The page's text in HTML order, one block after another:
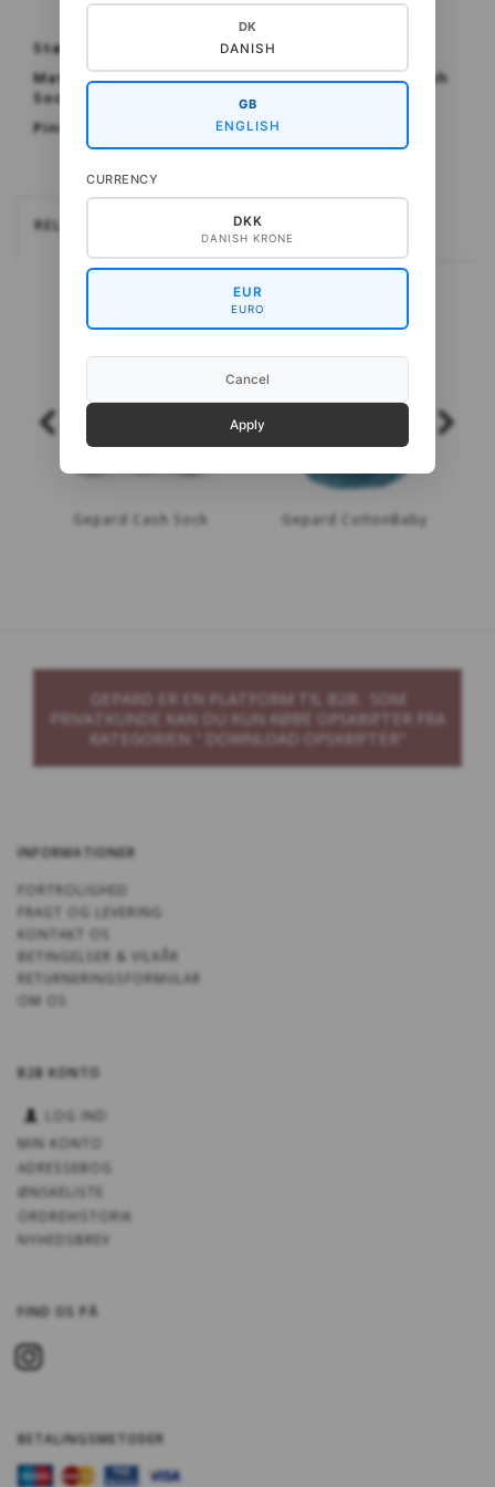
Størrelse:
6-9 mdr (12-18 mdr) 2 år
Materialer: CottonWool 3, CottonBaby eller Cash
Sock fra Gepard
Pinde: 3 + 3½ mm
RELATEREDE
Gepard Cash Sock Gepard CottonBaby
GEPARD ER EN PLATFORM TIL B2B. SOM
PRIVATKUNDE KAN DU KUN KØBE OPSKRIFTER FRA
KATEGORIEN " DOWNLOAD OPSKRIFTER"
INFORMATIONER
FORTROLIGHED
FRAGT OG LEVERING
KONTAKT OS
BETINGELSER & VILKÅR
RETURNERINGSFORMULAR
OM OS
B2B KONTO
LOG IND
MIN KONTO
ADRESSEBOG
ØNSKELISTE
ORDREHISTORIK
NYHEDSBREV
FIND OS PÅ
BETALINGSMETODER
DK
DANISH
GB
ENGLISH
CURRENCY
DKK
DANISH KRONE
EUR
EURO
Cancel
Apply